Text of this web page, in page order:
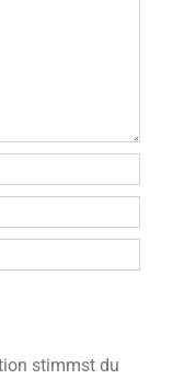
stimmst du